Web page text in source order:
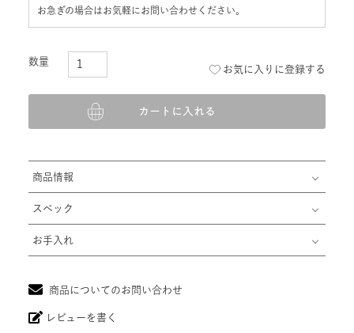
お急ぎの場合はお気軽にお問い合わせください。
お気に入りに登録する
カートに入れる
商品情報
スペック
お手入れ
商品についてのお問い合わせ
レビューを書く